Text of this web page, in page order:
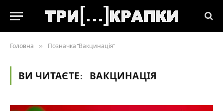
Головна » Позначка "Вакцинація"
ВИ ЧИТАЄТЕ: ВАКЦИНАЦІЯ